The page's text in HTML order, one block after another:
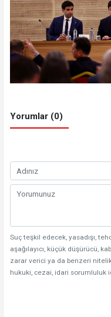
Yorumlar (0)
Suç teşkil edecek, yasadışı,
aşağılayıcı, küçük düşürücü,
zarar verici ya da benzeri
hukuki, cezai, idari sorumluluk